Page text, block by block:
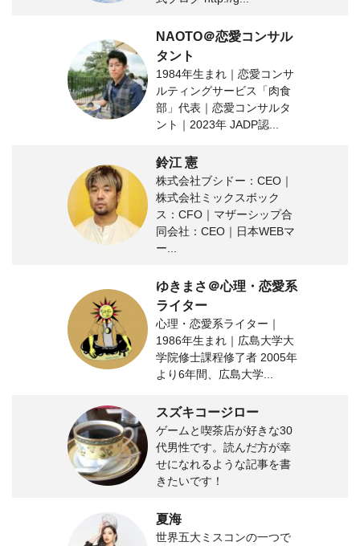
NAOTO＠恋愛コンサル
タント
1984年生まれ｜恋愛コンサ
ルティングサービス「肉食
部」代表｜恋愛コンサルタ
ント｜2023年 JADP認...
鈴江 憲
株式会社ブシドー：CEO｜
株式会社ミックスボック
ス：CFO｜マザーシップ合
同会社：CEO｜日本WEBマ
ー...
ゆきまさ＠心理・恋愛系
ライター
心理・恋愛系ライター｜
1986年生まれ｜広島大学大
学院修士課程修了者 2005年
より6年間、広島大学...
スズキコージロー
ゲームと喫茶店が好きな30
代男性です。読んだ方が幸
せになれるような記事を書
きたいです！
夏海
世界五大ミスコンの一つで